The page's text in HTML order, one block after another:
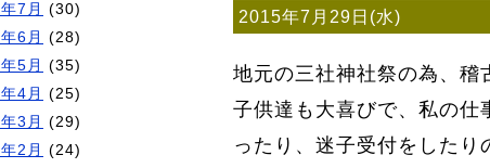
2015年7月29日(水)
地元の三社神社祭の為、
子供達も大喜びで、私の仕
ったり、迷子受付をしたり
7月
(30)
6月
(28)
5月
(35)
4月
(25)
3月
(29)
2月
(24)